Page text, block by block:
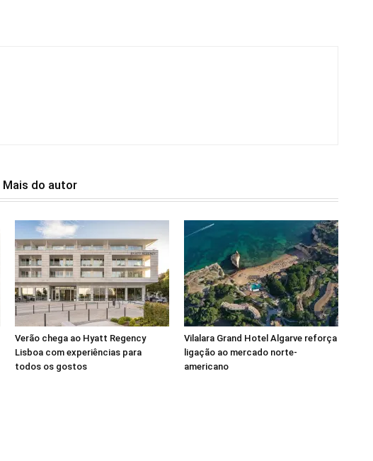
Mais do autor
Verão chega ao Hyatt Regency
Lisboa com experiências para
todos os gostos
Vilalara Grand Hotel Algarve reforça
ligação ao mercado norte-
americano